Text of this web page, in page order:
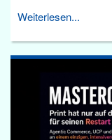
Weiterlesen...